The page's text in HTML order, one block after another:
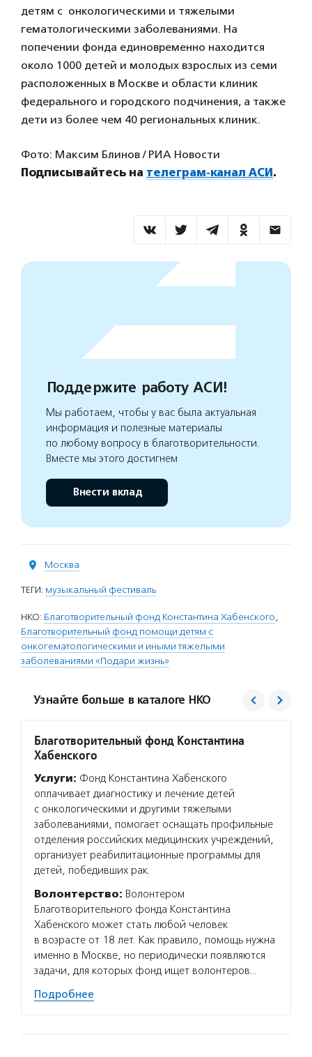
детям с онкологическими и тяжелыми
гематологическими заболеваниями. На
попечении фонда единовременно находится
около 1000 детей и молодых взрослых из семи
расположенных в Москве и области клиник
федерального и городского подчинения, а также
дети из более чем 40 региональных клиник.
Фото: Максим Блинов / РИА Новости
Подписывайтесь на телеграм-канал АСИ.
Поддержите работу АСИ!
Мы работаем, чтобы у вас была актуальная
информация и полезные материалы
по любому вопросу в благотворительности.
Вместе мы этого достигнем
Внести вклад
Москва
ТЕГИ: музыкальный фестиваль
НКО: Благотворительный фонд Константина Хабенского,
Благотворительный фонд помощи детям с
онкогематологическими и иными тяжелыми
заболеваниями «Подари жизнь»
Узнайте больше в каталоге НКО
Благотворительный фонд Константина
Хабенского
Услуги: Фонд Константина Хабенского
оплачивает диагностику и лечение детей
с онкологическими и другими тяжелыми
заболеваниями, помогает оснащать профильные
отделения российских медицинских учреждений,
организует реабилитационные программы для
детей, победивших рак.
Волонтерство: Волонтером
Благотворительного фонда Константина
Хабенского может стать любой человек
в возрасте от 18 лет. Как правило, помощь нужна
именно в Москве, но периодически появляются
задачи, для которых фонд ищет волонтеров…
Подробнее